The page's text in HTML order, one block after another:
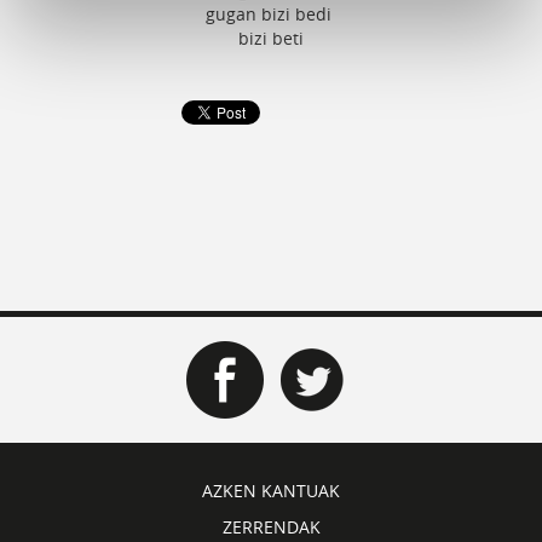
gugan bizi bedi
bizi beti
AZKEN KANTUAK
ZERRENDAK